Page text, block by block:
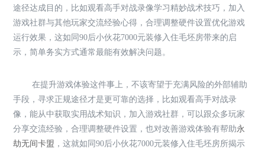
途径达成目的，比如观看高手对战录像学习精妙战术技巧，加入
游戏社群与其他玩家交流经验心得，合理调整硬件设置优化游戏
运行效果，这如同90后小伙花7000元装修入住毛坯房带来的启
示，简单务实方式通常最能有效解决问题。
在提升游戏体验这件事上，不该寄望于充满风险的外部辅助
手段，寻求正规途径才是更可靠的选择，比如观看高手对战录
像，能从中获取实用战术知识，加入游戏社群，可以跟众多玩家
分享交流经验，合理调整硬件设置，也对改善游戏体验有帮助永
劫无间卡盟 ，这就如同90后小伙花7000元装修入住毛坯房所揭示